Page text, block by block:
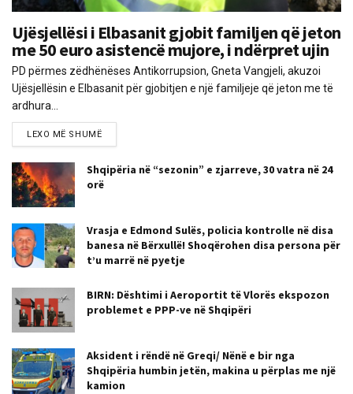
Ujësjellësi i Elbasanit gjobit familjen që jeton
me 50 euro asistencë mujore, i ndërpret ujin
PD përmes zëdhënëses Antikorrupsion, Gneta Vangjeli, akuzoi
Ujësjellësin e Elbasanit për gjobitjen e një familjeje që jeton me të
ardhura...
LEXO MË SHUMË
Shqipëria në “sezonin” e zjarreve, 30 vatra në 24
orë
Vrasja e Edmond Sulës, policia kontrolle në disa
banesa në Bërxullë! Shoqërohen disa persona për
t’u marrë në pyetje
BIRN: Dështimi i Aeroportit të Vlorës ekspozon
problemet e PPP-ve në Shqipëri
Aksident i rëndë në Greqi/ Nënë e bir nga
Shqipëria humbin jetën, makina u përplas me një
kamion